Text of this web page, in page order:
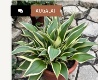
AUGALAI